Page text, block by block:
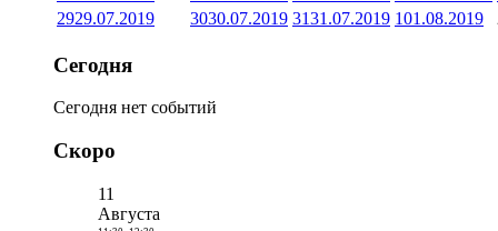
2929.07.2019 3030.07.2019 3131.07.2019 101.08.2019
Сегодня
Сегодня нет событий
Скоро
11
Августа